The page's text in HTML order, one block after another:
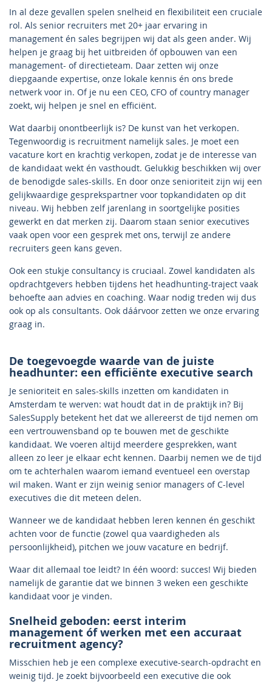
In al deze gevallen spelen snelheid en flexibiliteit een cruciale
rol. Als senior recruiters met 20+ jaar ervaring in
management én sales begrijpen wij dat als geen ander. Wij
helpen je graag bij het uitbreiden óf opbouwen van een
management- of directieteam. Daar zetten wij onze
diepgaande expertise, onze lokale kennis én ons brede
netwerk voor in. Of je nu een CEO, CFO of country manager
zoekt, wij helpen je snel en efficiënt.
Wat daarbij onontbeerlijk is? De kunst van het verkopen.
Tegenwoordig is recruitment namelijk sales. Je moet een
vacature kort en krachtig verkopen, zodat je de interesse van
de kandidaat wekt én vasthoudt. Gelukkig beschikken wij over
de benodigde sales-skills. En door onze senioriteit zijn wij een
gelijkwaardige gesprekspartner voor topkandidaten op dit
niveau. Wij hebben zelf jarenlang in soortgelijke posities
gewerkt en dat merken zij. Daarom staan senior executives
vaak open voor een gesprek met ons, terwijl ze andere
recruiters geen kans geven.
Ook een stukje consultancy is cruciaal. Zowel kandidaten als
opdrachtgevers hebben tijdens het headhunting-traject vaak
behoefte aan advies en coaching. Waar nodig treden wij dus
ook op als consultants. Ook dáárvoor zetten we onze ervaring
graag in.
De toegevoegde waarde van de juiste
headhunter: een efficiënte executive search
Je senioriteit en sales-skills inzetten om kandidaten in
Amsterdam te werven: wat houdt dat in de praktijk in? Bij
SalesSupply betekent het dat we allereerst de tijd nemen om
een vertrouwensband op te bouwen met de geschikte
kandidaat. We voeren altijd meerdere gesprekken, want
alleen zo leer je elkaar echt kennen. Daarbij nemen we de tijd
om te achterhalen waarom iemand eventueel een overstap
wil maken. Want er zijn weinig senior managers of C-level
executives die dit meteen delen.
Wanneer we de kandidaat hebben leren kennen én geschikt
achten voor de functie (zowel qua vaardigheden als
persoonlijkheid), pitchen we jouw vacature en bedrijf.
Waar dit allemaal toe leidt? In één woord: succes! Wij bieden
namelijk de garantie dat we binnen 3 weken een geschikte
kandidaat voor je vinden.
Snelheid geboden: eerst interim
management óf werken met een accuraat
recruitment agency?
Misschien heb je een complexe executive-search-opdracht en
weinig tijd. Je zoekt bijvoorbeeld een executive die ook